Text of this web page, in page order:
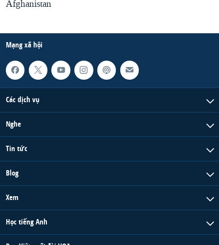
Afghanistan
Mạng xã hội
Các dịch vụ
Nghe
Tin tức
Blog
Xem
Học tiếng Anh